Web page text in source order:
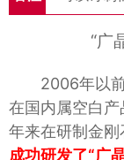
“广
2006年以
在国内属空白
年来在研制金刚
成功研发了“广